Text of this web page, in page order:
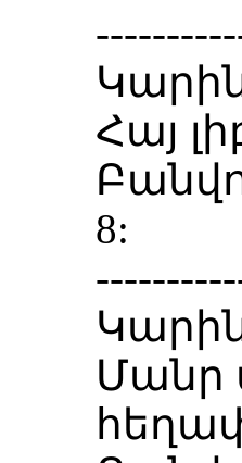
Հայ
8:
Մանր